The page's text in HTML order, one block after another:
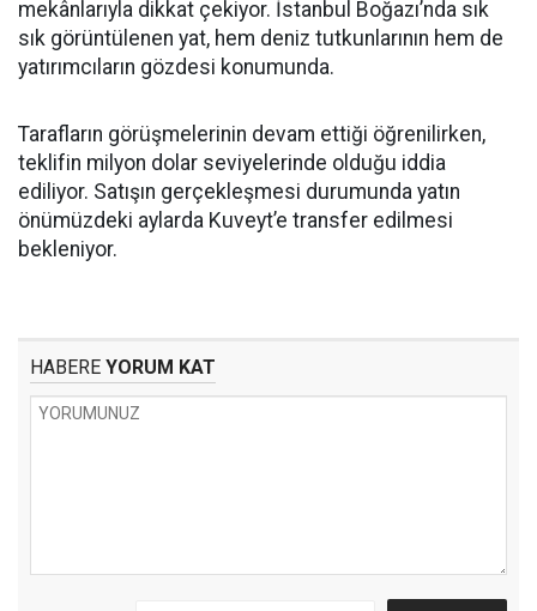
mekânlarıyla dikkat çekiyor. İstanbul Boğazı’nda sık
sık görüntülenen yat, hem deniz tutkunlarının hem de
yatırımcıların gözdesi konumunda.
Tarafların görüşmelerinin devam ettiği öğrenilirken,
teklifin milyon dolar seviyelerinde olduğu iddia
ediliyor. Satışın gerçekleşmesi durumunda yatın
önümüzdeki aylarda Kuveyt’e transfer edilmesi
bekleniyor.
HABERE YORUM KAT